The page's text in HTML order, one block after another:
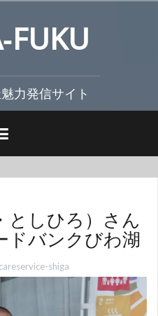
力発信サイト
としひろ）さん
ドバンクびわ湖
careservice-shiga